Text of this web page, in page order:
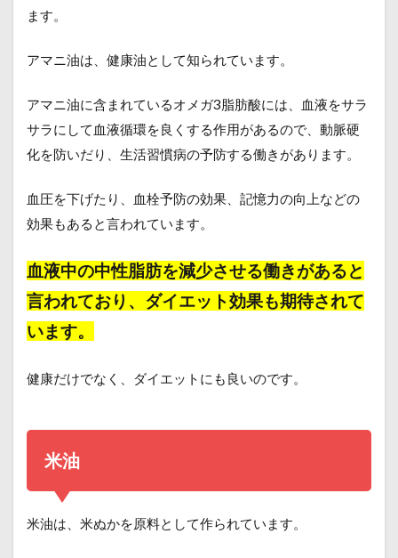
ます。
アマニ油は、健康油として知られています。
アマニ油に含まれているオメガ3脂肪酸には、血液をサラ
サラにして血液循環を良くする作用があるので、動脈硬
化を防いだり、生活習慣病の予防する働きがあります。
血圧を下げたり、血栓予防の効果、記憶力の向上などの
効果もあると言われています。
血液中の中性脂肪を減少させる働きがあると
言われており、ダイエット効果も期待されて
います。
健康だけでなく、ダイエットにも良いのです。
米油
米油は、米ぬかを原料として作られています。